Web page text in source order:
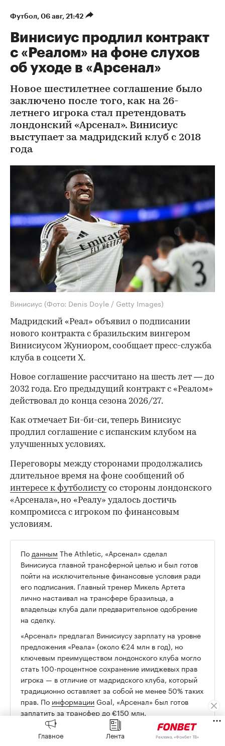
Футбол⁠, 06 авг, 21:42
Винисиус продлил контракт
с «Реалом» на фоне слухов
об уходе в «Арсенал»
Новое шестилетнее соглашение было
заключено после того, как на 26-
летнего игрока стал претендовать
лондонский «Арсенал». Винисиус
выступает за мадридский клуб с 2018
года
Винисиус (Фото: Denis Doyle / Getty Images)
Мадридский «Реал» объявил о подписании
нового контракта с бразильским вингером
Винисиусом Жуниором, сообщает пресс-служба
клуба в соцсети X.
Новое соглашение рассчитано на шесть лет — до
2032 года. Его предыдущий контракт с «Реалом»
действовал до конца сезона 2026/27.
Как отмечает Би-би-си, теперь Винисиус
продлил соглашение с испанским клубом на
улучшенных условиях.
/
Переговоры между сторонами продолжались
длительное время на фоне сообщений об
интересе к футболистусо стороны лондонского
«Арсенала», но «Реалу» удалось достичь
компромисса с игроком по финансовым
условиям.
По данным The Athletic, «Арсенал» сделал
Винисиуса главной трансферной целью и был готов
пойти на исключительные финансовые условия ради
его подписания. Главный тренер Микель Артета
лично настаивал на трансфере бразильца, а
владельцы клуба дали предварительное одобрение
на сделку.
«Арсенал» предлагал Винисиусу зарплату на уровне
предложения «Реала» (около €24 млн в год), но
ключевым преимуществом лондонского клуба могло
стать 100-процентное сохранение имиджевых прав
игрока — в отличие от мадридского клуба, который
традиционно оставляет за собой не менее 50% таких
прав. По информацииGoal, «Арсенал» был готов
заплатить за трансфер до €150 млн.
Главное Лента Реклама, «Фонбет ТВ»